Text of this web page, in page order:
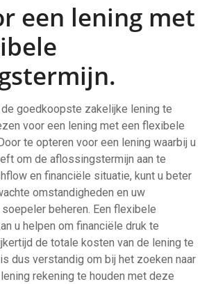
een lening met
goedkoopste zakelijke lening te
voor een lening met een flexibele
te opteren voor een lening waarbij u
om de aflossingstermijn aan te
en financiële situatie, kunt u beter
omstandigheden en uw
beheren. Een flexibele
u helpen om financiële druk te
de totale kosten van de lening te
dus verstandig om bij het zoeken naar
rekening te houden met deze